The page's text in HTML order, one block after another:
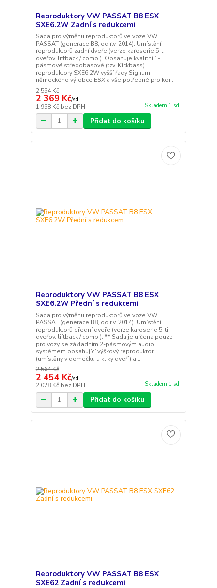
Reproduktory VW PASSAT B8 ESX
SXE6.2W Zadní s redukcemi
Sada pro výměnu reproduktorů ve voze VW
PASSAT (generace B8, od r.v. 2014). Umístění
reproduktorů zadní dveře (verze karoserie 5-ti
dveřov. liftback / combi). Obsahuje kvalitní 1-
pásmové středobasové (tzv. Kickbass)
reproduktory SXE6.2W vyšší řady Signum
německého výrobce ESX a vše potřebné pro kor...
2 554 Kč
2 369 Kč/sd
1 958 Kč bez DPH Skladem 1 sd
Přidat do košíku
Reproduktory VW PASSAT B8 ESX
SXE6.2W Přední s redukcemi
Sada pro výměnu reproduktorů ve voze VW
PASSAT (generace B8, od r.v. 2014). Umístění
reproduktorů přední dveře (verze karoserie 5-ti
dveřov. liftback / combi). ** Sada je určena pouze
pro vozy se základním 2-pásmovým audio
systémem obsahující výškový reproduktor
(umístěný v domečku u kliky dveří) a ...
2 564 Kč
2 454 Kč/sd
2 028 Kč bez DPH Skladem 1 sd
Přidat do košíku
Reproduktory VW PASSAT B8 ESX
SXE62 Zadní s redukcemi